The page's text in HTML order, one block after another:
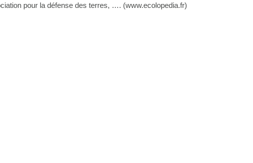
pour la défense des terres, …. (www.ecolopedia.fr)